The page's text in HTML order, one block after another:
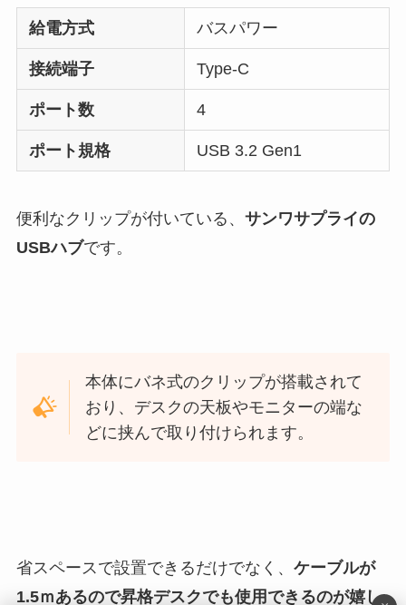
給電方式 バスパワー
接続端子 Type-C
ポート数 4
ポート規格 USB 3.2 Gen1
便利なクリップが付いている、 サンワサプライの
USBハブです。
本体にバネ式のクリップが搭載されて
おり、デスクの天板やモニターの端な
どに挟んで取り付けられます。
省スペースで設置できるだけでなく、 ケーブルが
1.5ｍあるので昇格デスクでも使用できるのが嬉し